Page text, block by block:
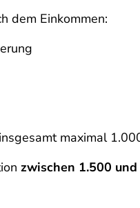
dem Einkommen:
maximal
zwischen 1.500 und